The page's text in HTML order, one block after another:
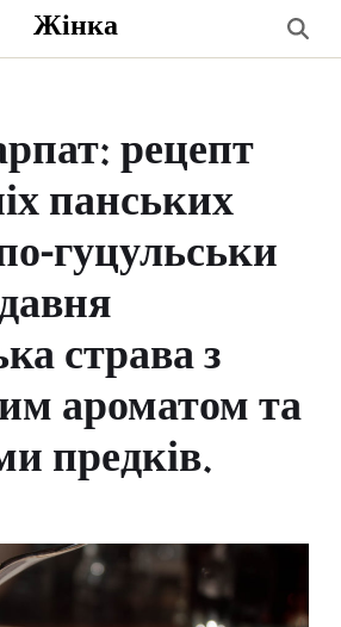
Жінка
рецепт
панських
гуцульськи
страва з
ароматом та
предків.